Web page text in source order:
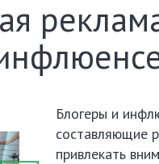
Блогеры и
составляющие
привлекать